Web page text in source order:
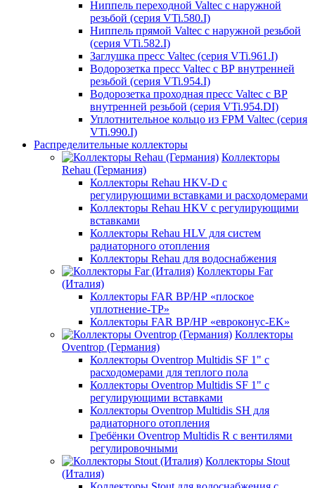
Ниппель переходной Valtec с наружной
резьбой (серия VTi.580.I)
Ниппель прямой Valtec с наружной резьбой
(серия VTi.582.I)
Заглушка пресс Valtec (серия VTi.961.I)
Водорозетка пресс Valtec с ВР внутренней
резьбой (серия VTi.954.I)
Водорозетка проходная пресс Valtec с ВР
внутренней резьбой (серия VTi.954.DI)
Уплотнительное кольцо из FPM Valtec (серия
VTi.990.I)
Распределительные коллекторы
Коллекторы
Rehau (Германия)
Коллекторы Rehau HKV-D с
регулирующими вставками и расходомерами
Коллекторы Rehau HKV с регулирующими
вставками
Коллекторы Rehau HLV для систем
радиаторного отопления
Коллекторы Rehau для водоснабжения
Коллекторы Far
(Италия)
Коллекторы FAR ВР/НР «плоское
уплотнение-TP»
Коллекторы FAR ВР/НР «евроконус-EK»
Коллекторы
Oventrop (Германия)
Коллекторы Oventrop Multidis SF 1" с
расходомерами для теплого пола
Коллекторы Oventrop Multidis SF 1" с
регулирующими вставками
Коллекторы Oventrop Multidis SH для
радиаторного отопления
Гребёнки Oventrop Multidis R с вентилями
регулировочными
Коллекторы Stout
(Италия)